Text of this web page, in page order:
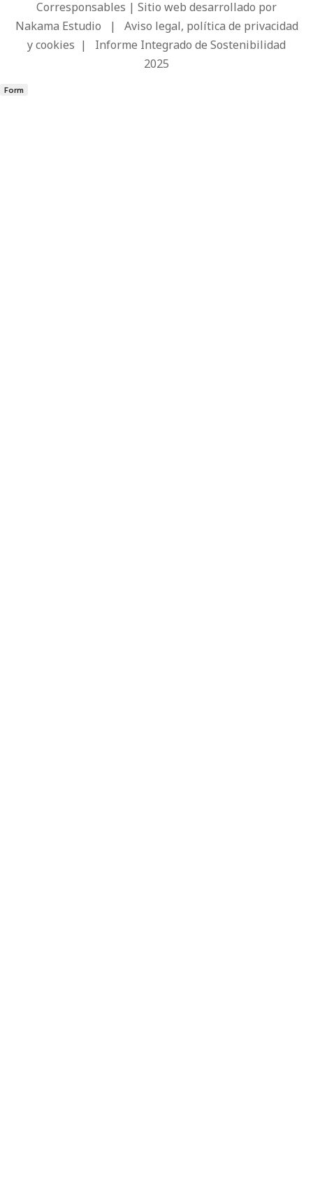
Corresponsables | Sitio web desarrollado por
Nakama Estudio | Aviso legal, política de privacidad
y cookies | Informe Integrado de Sostenibilidad
2025
Form